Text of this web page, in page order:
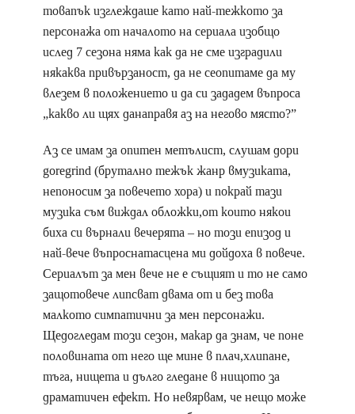
товапък изглеждаше като най-тежкото за
персонажа от началото на сериала изобщо
ислед 7 сезона няма как да не сме изградили
някаква привързаност, да не сеопитаме да му
влезем в положението и да си зададем въпроса
„какво ли щях данаправя аз на негово място?”
Аз се имам за опитен метълист, слушам дори
goregrind (брутално тежък жанр вмузиката,
непоносим за повечето хора) и покрай тази
музика съм виждал обложки,от които някои
биха си върнали вечерята – но този епизод и
най-вече въпроснатасцена ми дойдоха в повече.
Сериалът за мен вече не е същият и то не само
защотовече липсват двама от и без това
малкото симпатични за мен персонажи.
Щедогледам този сезон, макар да знам, че поне
половината от него ще мине в плач,хлипане,
тъга, нищета и дълго гледане в нищото за
драматичен ефект. Но невярвам, че нещо може